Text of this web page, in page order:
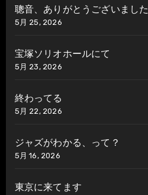
聰音、ありがとうございました
5月 25, 2026
宝塚ソリオホールにて
5月 23, 2026
終わってる
5月 22, 2026
ジャズがわかる、って？
5月 16, 2026
東京に来てます